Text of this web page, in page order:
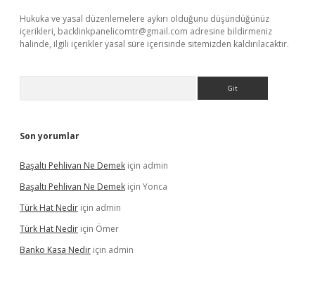
Hukuka ve yasal düzenlemelere aykırı olduğunu düşündüğünüz
içerikleri, backlinkpanelicomtr@gmail.com adresine bildirmeniz
halinde, ilgili içerikler yasal süre içerisinde sitemizden kaldırılacaktır.
Son yorumlar
Başaltı Pehlivan Ne Demek için admin
Başaltı Pehlivan Ne Demek için Yonca
Türk Hat Nedir için admin
Türk Hat Nedir için Ömer
Banko Kasa Nedir için admin